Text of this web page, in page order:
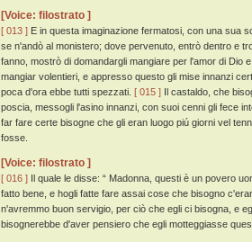
[Voice: filostrato ]
[ 013 ] E in questa imaginazione fermatosi, con una sua
se n'andò al monistero; dove pervenuto, entrò dentro e
fanno, mostrò di domandargli mangiare per l'amor di Dio
mangiar volentieri, e appresso questo gli mise innanzi
poca d'ora ebbe tutti spezzati. [ 015 ] Il castaldo, che
poscia, messogli l'asino innanzi, con suoi cenni gli fece
far fare certe bisogne che gli eran luogo piú giorni vel
fosse.
[Voice: filostrato ]
[ 016 ] Il quale le disse: “ Madonna, questi è un povero
fatto bene, e hogli fatte fare assai cose che bisogno
n'avremmo buon servigio, per ciò che egli ci bisogna, e
bisognerebbe d'aver pensiero che egli motteggiasse